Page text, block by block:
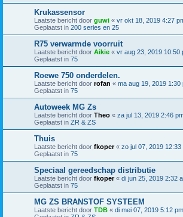
Krukassensor
Laatste bericht door guwi « vr okt 18, 2019 4:27
Geplaatst in 200 series en 25
R75 verwarmde voorruit
Laatste bericht door Aikie « vr aug 23, 2019 10:50
Geplaatst in 75
Roewe 750 onderdelen.
Laatste bericht door rofan « ma aug 19, 2019 1:30
Geplaatst in 75
Autoweek MG Zs
Laatste bericht door Theo « za jul 13, 2019 2:46
Geplaatst in ZR & ZS
Thuis
Laatste bericht door fkoper« zo jul 07, 2019 12:33
Geplaatst in 75
Speciaal gereedschap distributie
Laatste bericht door fkoper« di jun 25, 2019 2:32
Geplaatst in 75
MG ZS BRANSTOF SYSTEEM
Laatste bericht door TDB « di mei 07, 2019 5:12 pm